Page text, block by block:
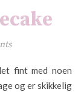
og er skikkelig